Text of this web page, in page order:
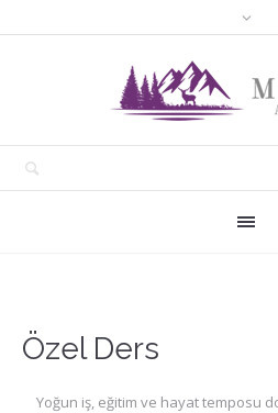
Özel Ders
Yoğun iş, eğitim ve hayat temposu